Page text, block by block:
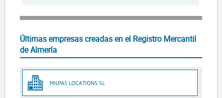
Últimas empresas creadas en el Registro Mercantil
de Almería
MILPAS LOCATIONS SL